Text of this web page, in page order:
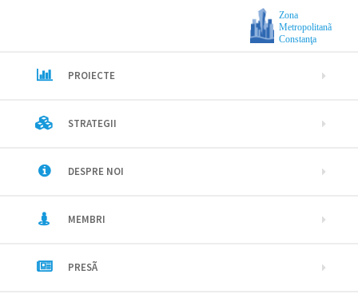
Zona
Metropolitanã
Constanţa
PROIECTE
STRATEGII
DESPRE NOI
MEMBRI
PRESÃ